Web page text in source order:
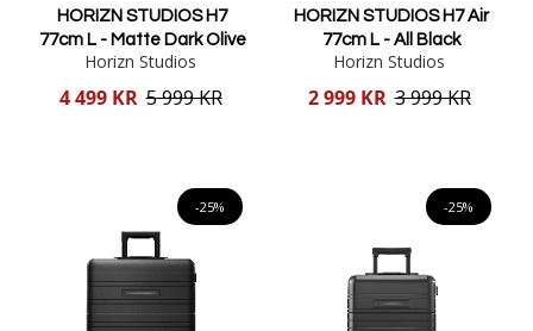
HORIZN STUDIOS H7
77cm L - Matte Dark Olive
Horizn Studios
Reducerat
4 499 KR 5 999 KR
HORIZN STUDIOS H7 Air
77cm L - All Black
Horizn Studios
Reducerat
2 999 KR 3 999 KR
-25% -25%